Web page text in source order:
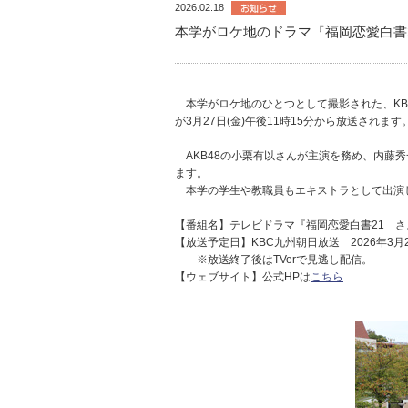
2026.02.18
本学がロケ地のドラマ『福岡恋愛白
本学がロケ地のひとつとして撮影された、
が3月27日(金)午後11時15分から放送されます
AKB48の小栗有以さんが主演を務め、内藤
ます。
本学の学生や教職員もエキストラとして出
【番組名】テレビドラマ『福岡恋愛白書21
【放送予定日】KBC九州朝日放送 2026年3
※放送終了後はTVerで見逃し配信。
【ウェブサイト】公式HPは こちら